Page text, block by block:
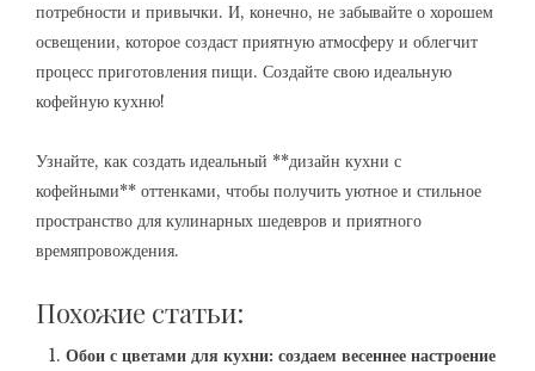
потребности и привычки. И, конечно, не забывайте о хорошем
освещении, которое создаст приятную атмосферу и облегчит
процесс приготовления пищи. Создайте свою идеальную
кофейную кухню!
Узнайте, как создать идеальный **дизайн кухни с
кофейными** оттенками, чтобы получить уютное и стильное
пространство для кулинарных шедевров и приятного
времяпровождения.
Похожие статьи:
Обои с цветами для кухни: создаем весеннее настроение